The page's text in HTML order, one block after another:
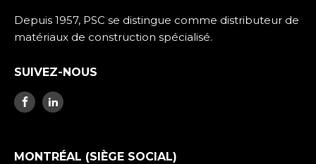
Depuis 1957, PSC se distingue comme distributeur de
matériaux de construction spécialisé.
SUIVEZ-NOUS
MONTRÉAL (SIÈGE SOCIAL)